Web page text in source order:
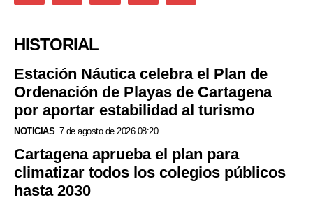
HISTORIAL
Estación Náutica celebra el Plan de
Ordenación de Playas de Cartagena
por aportar estabilidad al turismo
NOTICIAS 7 de agosto de 2026 08:20
Cartagena aprueba el plan para
climatizar todos los colegios públicos
hasta 2030